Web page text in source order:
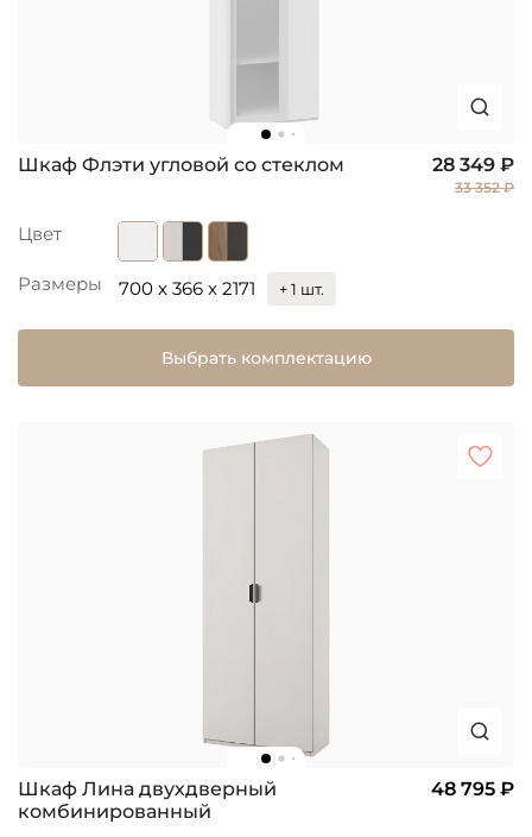
Шкаф Флэти угловой со стеклом 28 349 ₽
33 352 ₽
Цвет
Размеры 700 x 366 x 2171 + 1 шт.
Выбрать комплектацию
Шкаф Лина двухдверный
комбинированный
48 795 ₽